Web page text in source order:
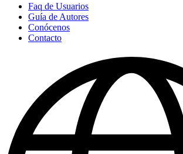
Faq de Usuarios
Guía de Autores
Conócenos
Contacto